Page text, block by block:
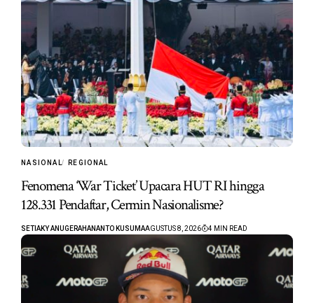
NASIONAL REGIONAL
Fenomena ‘War Ticket’ Upacara HUT RI hingga
128.331 Pendaftar, Cermin Nasionalisme?
SETIAKY ANUGERAHANANTO KUSUMAAGUSTUS 8, 2026 4 MIN READ